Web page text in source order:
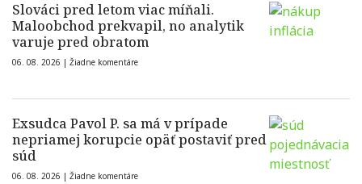
Slováci pred letom viac míňali.
Maloobchod prekvapil, no analytik
varuje pred obratom
06. 08. 2026 | Žiadne komentáre
Exsudca Pavol P. sa má v prípade
nepriamej korupcie opäť postaviť pred
súd
06. 08. 2026 | Žiadne komentáre